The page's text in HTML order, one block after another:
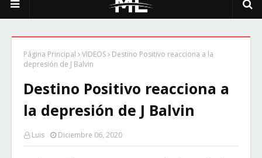
Página Principal VIDEOS
Destino Positivo reacciona a la
depresión de J Balvin
Destino Positivo reacciona a
la depresión de J Balvin
Luis Diciembre 06, 2020